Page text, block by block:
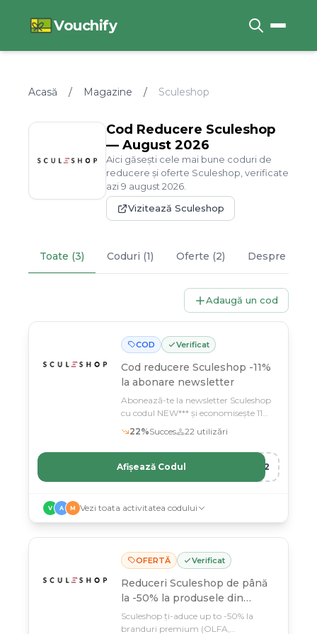
Vouchify
Acasă / Magazine / Sculeshop
Cod Reducere Sculeshop
— August 2026
Aici găsești cele mai bune coduri de
reducere și oferte Sculeshop , verificate
azi9 august 2026
Vizitează Sculeshop
Toate (3) Coduri (1) Oferte (2) Despre
Adaugă un cod
COD Verificat
Cod reducere Sculeshop -11%
la abonare newsletter
Abonează-te la newsletter Sculeshop
cu codul NEW*** și economisește 11%
la următoarea comandă
22%Succes 22 utilizări
R12
Afișează Codul
V A M Vezi toata activitatea codului
OFERTĂ Verificat
Reduceri Sculeshop de până
la -50% la produsele din
selecție
Sculeshop ți-aduce up to -50% la
branduri premium (OLFA,